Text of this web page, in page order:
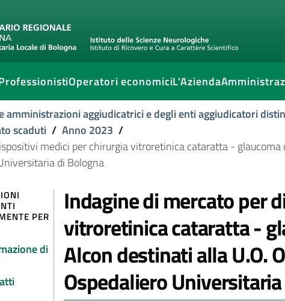
Operatori economiciL'Azienda
amministrazioni aggiudicatrici e degli enti aggiudicatori
scaduti / Anno 2023 /
medici per chirurgia vitroretinica cataratta -
di Bologna
PER
di
Indagine di mercato per
vitroretinica cataratta -
Alcon destinati alla U.O.
Ospedaliero